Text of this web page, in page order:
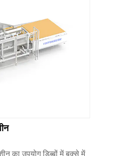
का उपयोग डिब्बों में बक्से में